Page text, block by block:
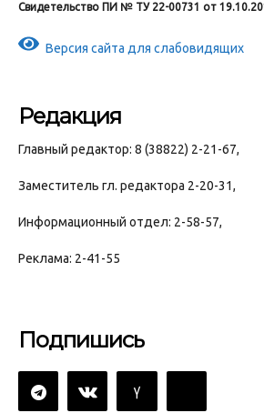
Свидетельство ПИ № ТУ 22-00731 от
Версия сайта для слабовидящих
Редакция
Главный редактор: 8 (38822) 2-21-67,
Заместитель гл. редактора 2-20-31,
Информационный отдел: 2-58-57,
Реклама: 2-41-55
Подпишись